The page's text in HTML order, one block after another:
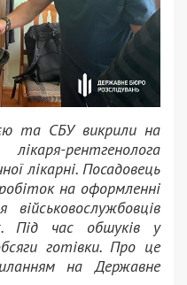
та СБУ викрили на
рентгенолога
лікарні. Посадовець
на оформленні
Під час обшуків у
готівки. Про це
на Державне